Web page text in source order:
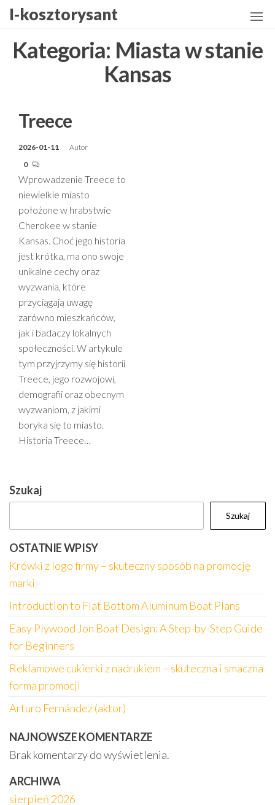
Przejdź
treści
I-kosztorysant
Kategoria: Miasta w stanie
Kansas
Treece
2026-01-11
Autor
0
Wprowadzenie Treece to
niewielkie miasto
położone w hrabstwie
Cherokee w stanie
Kansas. Choć jego historia
jest krótka, ma ono swoje
unikalne cechy oraz
wyzwania, które
przyciągają uwagę
zarówno mieszkańców,
jak i badaczy lokalnych
społeczności. W artykule
tym przyjrzymy się historii
Treece, jego rozwojowi,
demografii oraz obecnym
wyzwaniom, z jakimi
boryka się to miasto.
Historia Treece…
Szukaj
Szukaj
OSTATNIE WPISY
Krówki z logo firmy – skuteczny sposób na promocję
marki
Introduction to Flat Bottom Aluminum Boat Plans
Easy Plywood Jon Boat Design: A Step-by-Step Guide
for Beginners
Reklamowe cukierki z nadrukiem – skuteczna i smaczna
forma promocji
Arturo Fernández (aktor)
NAJNOWSZE KOMENTARZE
Brak komentarzy do wyświetlenia.
ARCHIWA
sierpień 2026